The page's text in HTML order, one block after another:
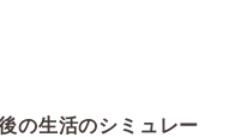
の生活のシミュレー